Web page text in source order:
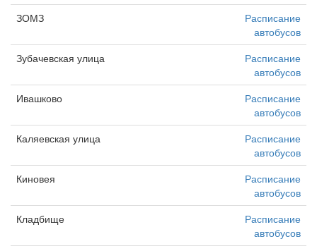
ЗОМЗ
Расписание
автобусов
Зубачевская улица
Расписание
автобусов
Ивашково
Расписание
автобусов
Каляевская улица
Расписание
автобусов
Киновея
Расписание
автобусов
Кладбище
Расписание
автобусов